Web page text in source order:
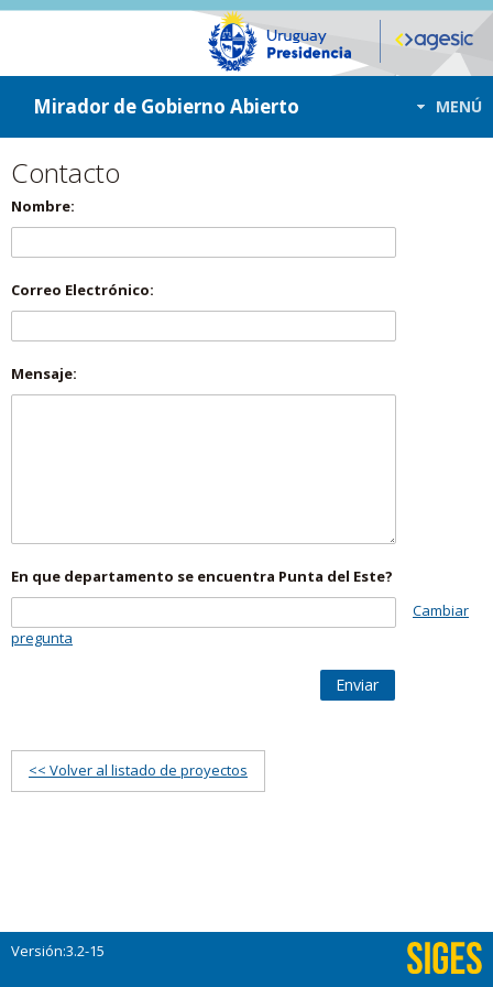
ir a contenido
ir al menú
Mirador de Gobierno Abierto MENÚ
Contacto
Nombre:
Correo Electrónico:
Mensaje:
En que departamento se encuentra Punta del Este?
Cambiar
pregunta
Enviar
<< Volver al listado de proyectos
Versión:3.2-15